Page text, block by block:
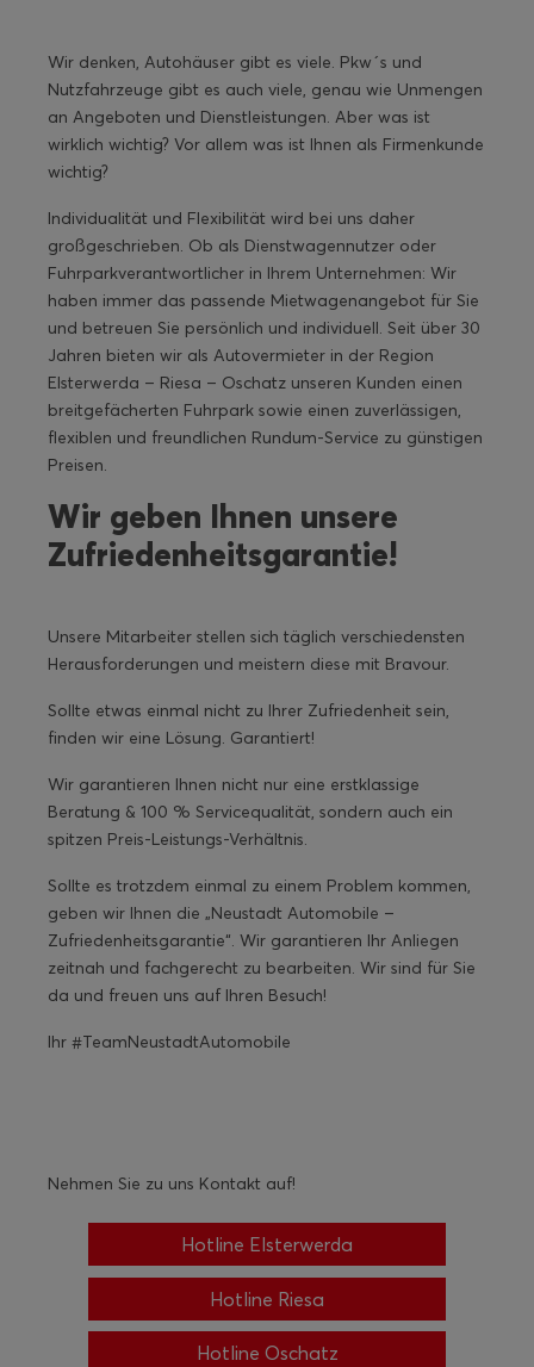
Wir denken, Autohäuser gibt es viele. Pkw´s und
Nutzfahrzeuge gibt es auch viele, genau wie Unmengen
an Angeboten und Dienstleistungen. Aber was ist
wirklich wichtig? Vor allem was ist Ihnen als Firmenkunde
wichtig?
Individualität und Flexibilität wird bei uns daher
großgeschrieben. Ob als Dienstwagennutzer oder
Fuhrparkverantwortlicher in Ihrem Unternehmen: Wir
haben immer das passende Mietwagenangebot für Sie
und betreuen Sie persönlich und individuell. Seit über 30
Jahren bieten wir als Autovermieter in der Region
Elsterwerda – Riesa – Oschatz unseren Kunden einen
breitgefächerten Fuhrpark sowie einen zuverlässigen,
flexiblen und freundlichen Rundum-Service zu günstigen
Preisen.
Wir geben Ihnen unsere
Zufriedenheitsgarantie!
Unsere Mitarbeiter stellen sich täglich verschiedensten
Herausforderungen und meistern diese mit Bravour.
Sollte etwas einmal nicht zu Ihrer Zufriedenheit sein,
finden wir eine Lösung. Garantiert!
Wir garantieren Ihnen nicht nur eine erstklassige
Beratung & 100 % Servicequalität, sondern auch ein
spitzen Preis-Leistungs-Verhältnis.
Sollte es trotzdem einmal zu einem Problem kommen,
geben wir Ihnen die „Neustadt Automobile –
Zufriedenheitsgarantie“. Wir garantieren Ihr Anliegen
zeitnah und fachgerecht zu bearbeiten. Wir sind für Sie
da und freuen uns auf Ihren Besuch!
Ihr #TeamNeustadtAutomobile
Nehmen Sie zu uns Kontakt auf!
Hotline Elsterwerda
Hotline Riesa
Hotline Oschatz